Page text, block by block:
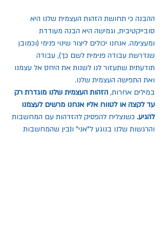
ההבנה כי תחושת הזהות העצמית שלנו היא
סובייקטיבית, וגמישה היא הבנה מעודדת
ומעצימה. אנחנו יכולים ליצור שינוי פנימי (וכמובן
שנדרשת עבודה פנימית לשם כך), עבודה
תודעתית שתעזור לנו לשנות את היחס אל עצמנו
ואת התפישה העצמית שלנו.
במילים אחרות, הזהות העצמית שלנו מוגדרת רק
עד לקצה או לטווח אליו אנחנו מרשים לעצמנו
להגיע. כשנצליח להפסיק להזדהות עם המחשבות
והרגשות שלנו בנוגע ל"אני" ונבין שהמחשבות